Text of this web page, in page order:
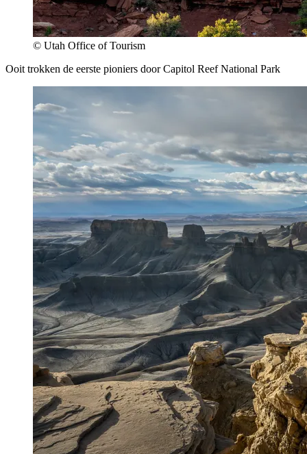
© Utah Office of Tourism
Ooit trokken de eerste pioniers door Capitol Reef National Park